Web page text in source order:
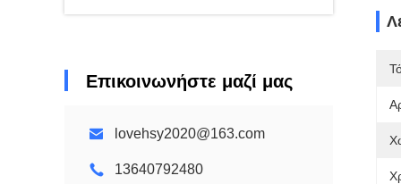
Επικοινωνήστε μαζί μας
lovehsy2020@163.com
13640792480